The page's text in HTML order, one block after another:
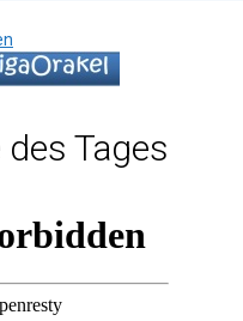
Tages